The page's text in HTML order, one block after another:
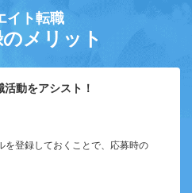
イト転職
メリット
動をアシスト！
を登録しておくことで、応募時の